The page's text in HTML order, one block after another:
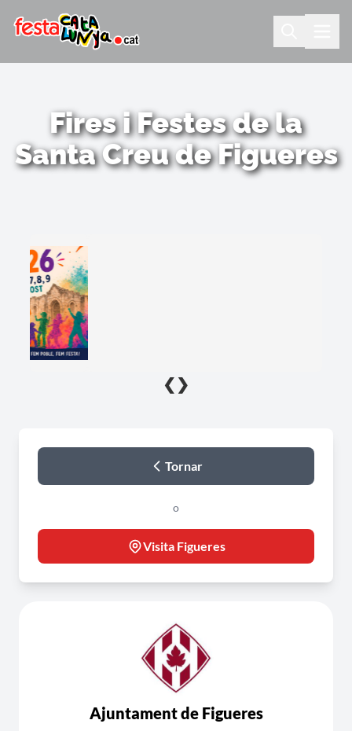
Fires i Festes de la
Santa Creu de Figueres
❮ ❯
Tornar
o
Visita Figueres
Ajuntament de Figueres